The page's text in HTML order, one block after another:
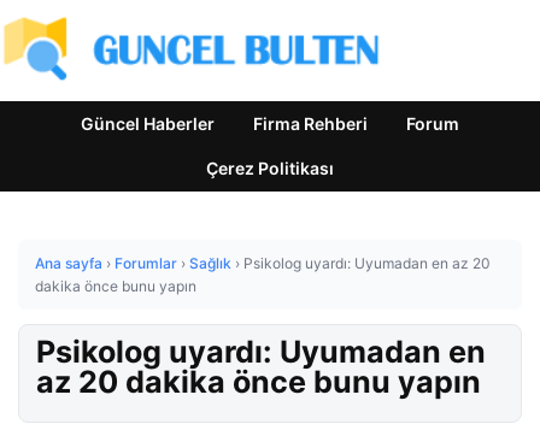
Güncel Haberler Firma Rehberi Forum
Çerez Politikası
Ana sayfa › Forumlar › Sağlık › Psikolog uyardı: Uyumadan en az 20
dakika önce bunu yapın
Psikolog uyardı: Uyumadan en
az 20 dakika önce bunu yapın